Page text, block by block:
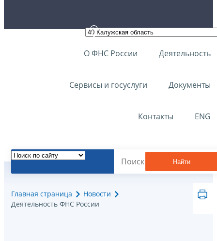
О ФНС России Деятельность
Сервисы и госуслуги Документы
Контакты ENG
Найти
Главная страница
Новости
Деятельность ФНС России